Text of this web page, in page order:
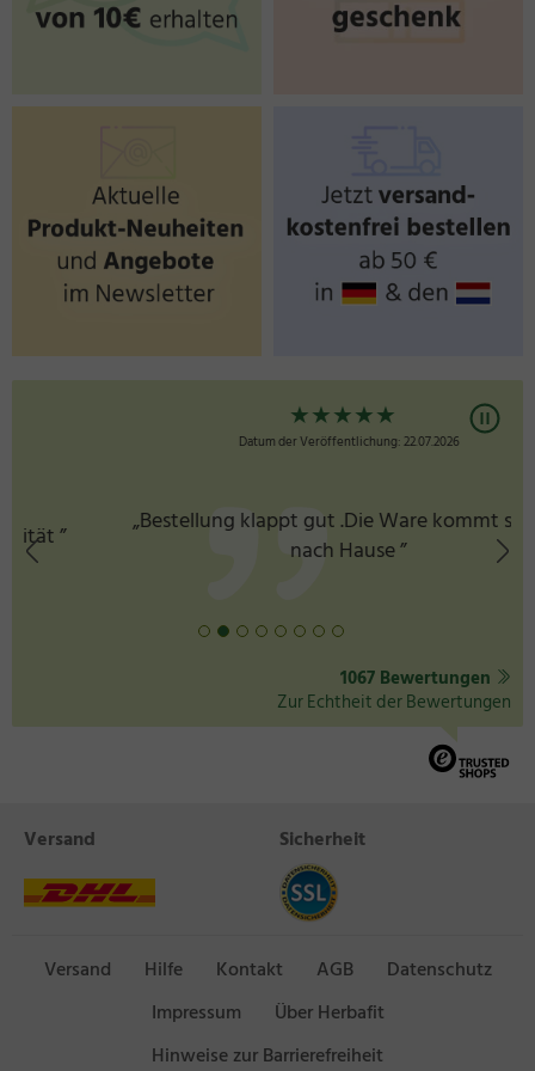
***noch keine Referenzmenge vorhanden
★★
Datum der Veröffentlichung: 22.07.2026
„Bestellung klappt gut .Die Ware kommt schnell
nach Hause ”
1067 Bewertungen
Zur Echtheit der Bewertungen
Versand Sicherheit
Versand Hilfe Kontakt AGB
Datenschutz
Impressum
Über Herbafit
Hinweise zur Barrierefreiheit